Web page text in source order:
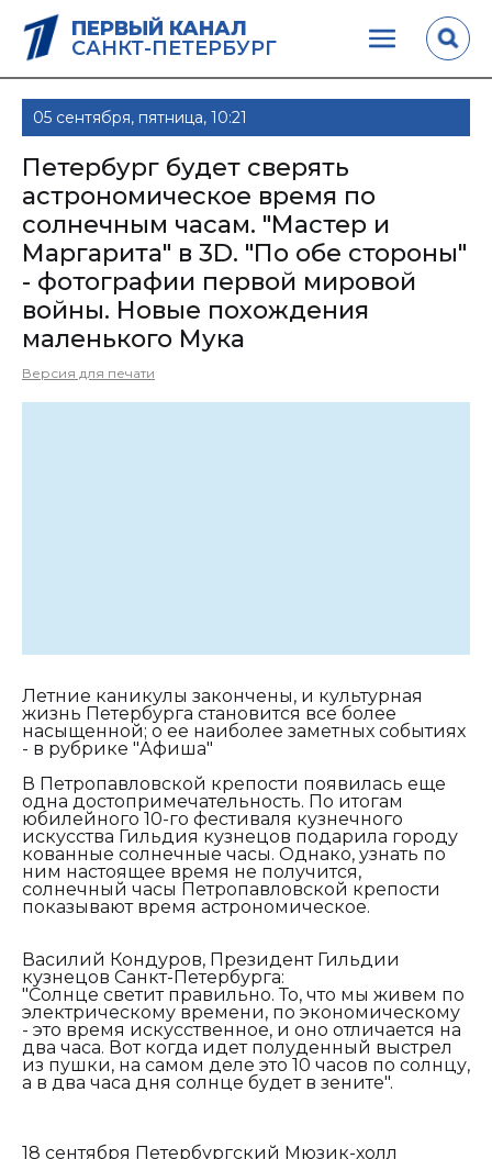
ПЕРВЫЙ КАНАЛ
САНКТ-ПЕТЕРБУРГ
05 сентября, пятница, 10:21
Петербург будет сверять
астрономическое время по
солнечным часам. "Мастер и
Маргарита" в 3D. "По обе стороны"
- фотографии первой мировой
войны. Новые похождения
маленького Мука
Версия для печати
Летние каникулы закончены, и культурная
жизнь Петербурга становится все более
насыщенной; о ее наиболее заметных событиях
- в рубрике "Афиша"
В Петропавловской крепости появилась еще
одна достопримечательность. По итогам
юбилейного 10-го фестиваля кузнечного
искусства Гильдия кузнецов подарила городу
кованные солнечные часы. Однако, узнать по
ним настоящее время не получится,
солнечный часы Петропавловской крепости
показывают время астрономическое.
Василий Кондуров, Президент Гильдии
кузнецов Санкт-Петербурга:
"Солнце светит правильно. То, что мы живем по
электрическому времени, по экономическому
- это время искусственное, и оно отличается на
два часа. Вот когда идет полуденный выстрел
из пушки, на самом деле это 10 часов по солнцу,
а в два часа дня солнце будет в зените".
18 сентября Петербургский Мюзик-холл